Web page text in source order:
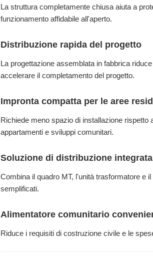
La struttura completamente chiusa aiuta a
funzionamento affidabile all'aperto.
Distribuzione rapida del progetto
La progettazione assemblata in fabbrica
accelerare il completamento del progetto.
Impronta compatta per le aree
Richiede meno spazio di installazione
appartamenti e sviluppi comunitari.
Soluzione di distribuzione integrata
Combina il quadro MT, l'unità trasformatore e
semplificati.
Alimentatore comunitario
Riduce i requisiti di costruzione civile e le